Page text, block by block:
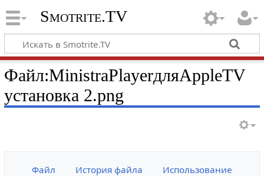
Smotrite.TV
Файл:MinistraPlayerдляAppleTV
установка 2.png
Файл История файла
Использование